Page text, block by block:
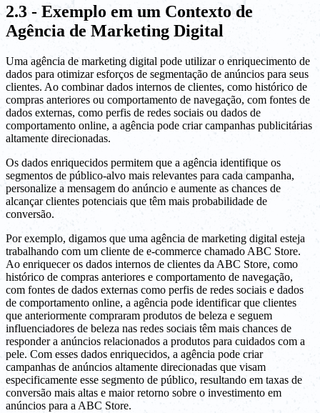
2.3 - Exemplo em um Contexto de
Agência de Marketing Digital
Uma agência de marketing digital pode utilizar o enriquecimento de
dados para otimizar esforços de segmentação de anúncios para seus
clientes. Ao combinar dados internos de clientes, como histórico de
compras anteriores ou comportamento de navegação, com fontes de
dados externas, como perfis de redes sociais ou dados de
comportamento online, a agência pode criar campanhas publicitárias
altamente direcionadas.
Os dados enriquecidos permitem que a agência identifique os
segmentos de público-alvo mais relevantes para cada campanha,
personalize a mensagem do anúncio e aumente as chances de
alcançar clientes potenciais que têm mais probabilidade de
conversão.
Por exemplo, digamos que uma agência de marketing digital esteja
trabalhando com um cliente de e-commerce chamado ABC Store.
Ao enriquecer os dados internos de clientes da ABC Store, como
histórico de compras anteriores e comportamento de navegação,
com fontes de dados externas como perfis de redes sociais e dados
de comportamento online, a agência pode identificar que clientes
que anteriormente compraram produtos de beleza e seguem
influenciadores de beleza nas redes sociais têm mais chances de
responder a anúncios relacionados a produtos para cuidados com a
pele. Com esses dados enriquecidos, a agência pode criar
campanhas de anúncios altamente direcionadas que visam
especificamente esse segmento de público, resultando em taxas de
conversão mais altas e maior retorno sobre o investimento em
anúncios para a ABC Store.